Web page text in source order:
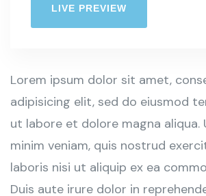
LIVE PREVIEW
Lorem ipsum dolor sit amet,
adipisicing elit, sed do eiusmod
ut labore et dolore magna aliqua.
minim veniam, quis nostrud
laboris nisi ut aliquip ex ea
Duis aute irure dolor in